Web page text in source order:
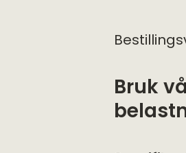
Bruk